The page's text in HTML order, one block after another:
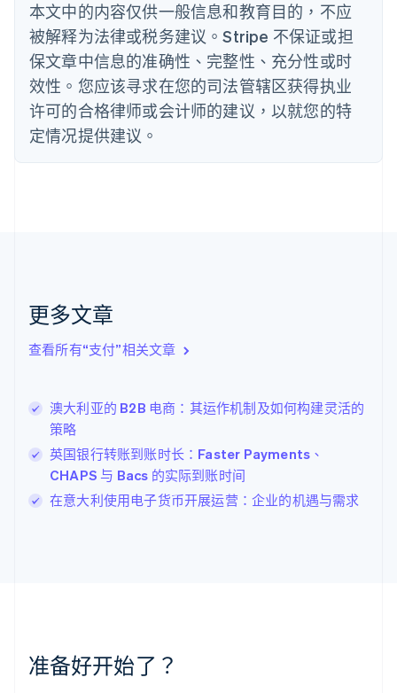
本文中的内容仅供一般信息和教育目的，不应
被解释为法律或税务建议。Stripe 不保证或担
保文章中信息的准确性、完整性、充分性或时
效性。您应该寻求在您的司法管辖区获得执业
许可的合格律师或会计师的建议，以就您的特
定情况提供建议。
更多文章
查看所有“支付”相关文章
澳大利亚的 B2B 电商：其运作机制及如何构建灵活的
策略
英国银行转账到账时长：Faster Payments、
CHAPS 与 Bacs 的实际到账时间
在意大利使用电子货币开展运营：企业的机遇与需求
准备好开始了？
波兰
English
丹麦
English
德国
DeutschEnglish
法国
FrançaisEnglish
芬兰
克罗地亚
EnglishItaliano
拉脱维亚
English
列支敦士登
Deutsch
卢森堡
Français Deutsch English
罗马尼亚
English
挪威